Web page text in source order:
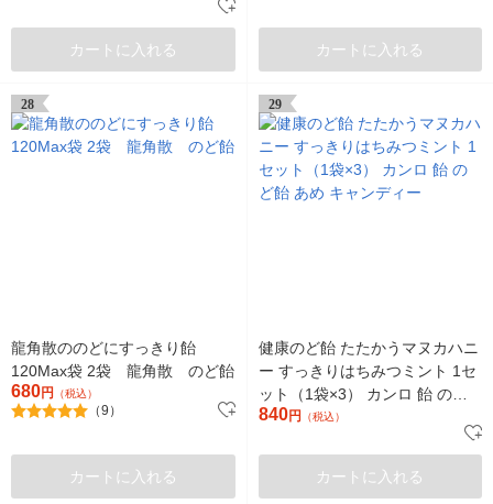
カートに入れる カートに入れる
28
龍角散ののどにすっきり飴
120Max袋 2袋 龍角散 のど飴
680円 （税込）
（9）
カートに入れる
29
健康のど飴 たたかうマヌカハニ
ー すっきりはちみつミント 1セ
ット（1袋×3） カンロ 飴 のど
飴 あめ キャンディー
840円 （税込）
カートに入れる